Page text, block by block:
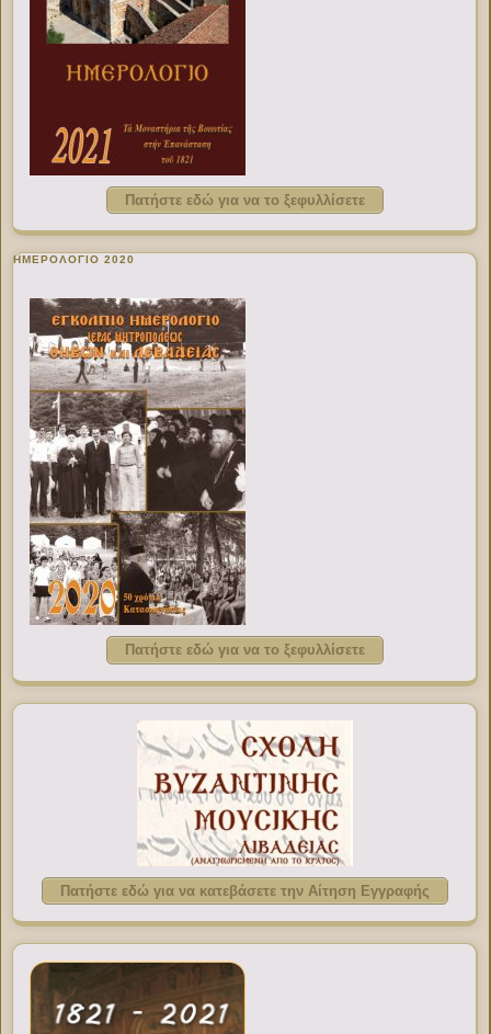
Πατήστε εδώ για να το ξεφυλλίσετε
ΗΜΕΡΟΛΟΓΙΟ 2020
Πατήστε εδώ για να το ξεφυλλίσετε
Πατήστε εδώ για να κατεβάσετε την Αίτηση Εγγραφής